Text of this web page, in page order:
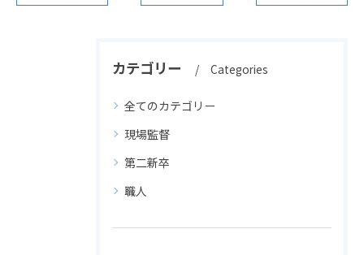
カテゴリー Categories
全てのカテゴリー
現場監督
第二新卒
職人